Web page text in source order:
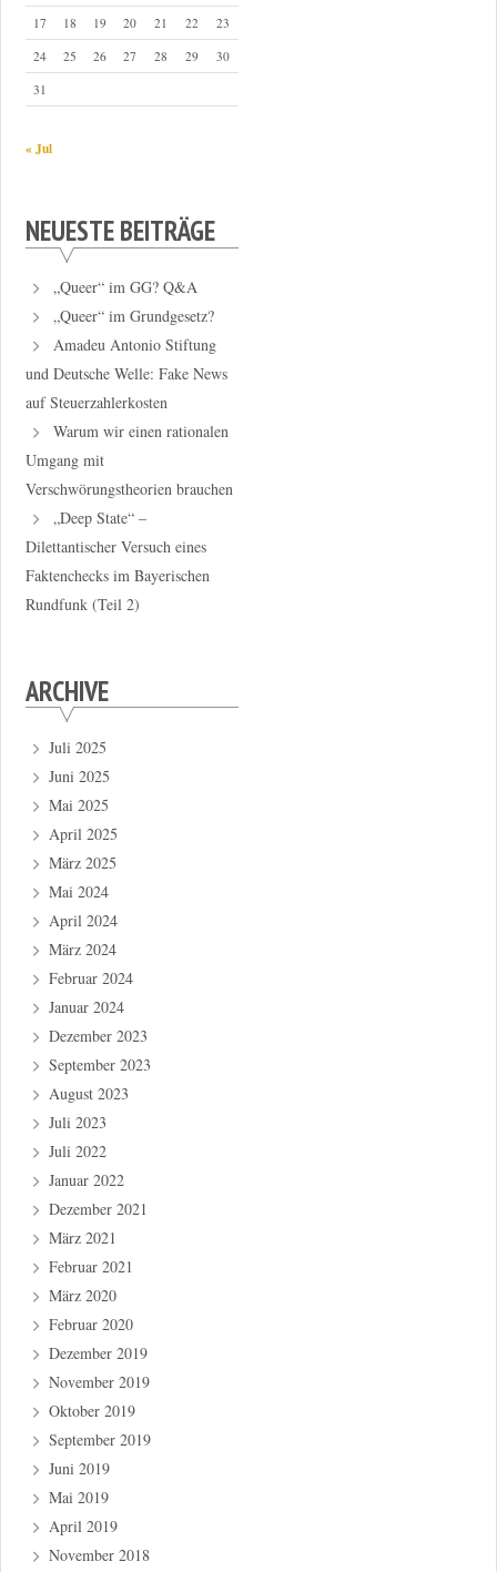
17
18 19 20 21 22
23
24
25 26 27 28 29
30
31
« Jul
NEUESTE BEITRÄGE
„Queer“ im GG? Q&A
„Queer“ im Grundgesetz?
Amadeu Antonio Stiftung
und Deutsche Welle: Fake News
auf Steuerzahlerkosten
Warum wir einen rationalen
Umgang mit
Verschwörungstheorien brauchen
„Deep State“ –
Dilettantischer Versuch eines
Faktenchecks im Bayerischen
Rundfunk (Teil 2)
ARCHIVE
Juli 2025
Juni 2025
Mai 2025
April 2025
März 2025
Mai 2024
April 2024
März 2024
Februar 2024
Januar 2024
Dezember 2023
September 2023
August 2023
Juli 2023
Juli 2022
Januar 2022
Dezember 2021
März 2021
Februar 2021
März 2020
Februar 2020
Dezember 2019
November 2019
Oktober 2019
September 2019
Juni 2019
Mai 2019
April 2019
November 2018